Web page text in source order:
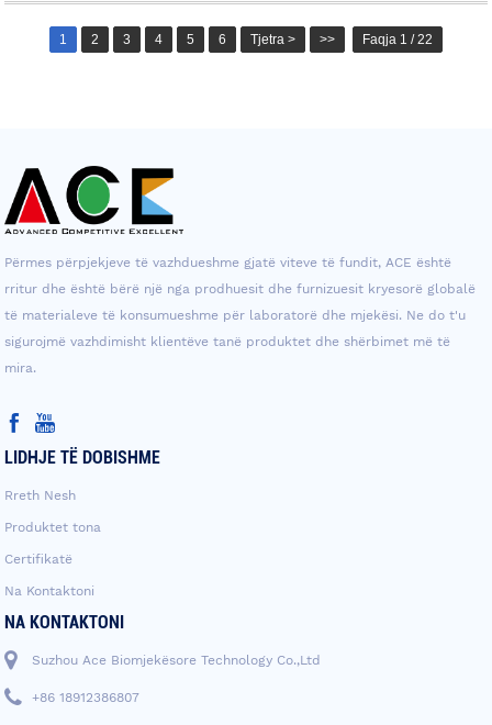
1 2 3 4 5 6 Tjetra > >> Faqja 1 / 22
Përmes përpjekjeve të vazhdueshme gjatë viteve të fundit, ACE është
rritur dhe është bërë një nga prodhuesit dhe furnizuesit kryesorë globalë
të materialeve të konsumueshme për laboratorë dhe mjekësi. Ne do t'u
sigurojmë vazhdimisht klientëve tanë produktet dhe shërbimet më të
mira.
LIDHJE TË DOBISHME
Rreth Nesh
Produktet tona
Certifikatë
Na Kontaktoni
NA KONTAKTONI
Suzhou Ace Biomjekësore Technology Co.,Ltd
+86 18912386807